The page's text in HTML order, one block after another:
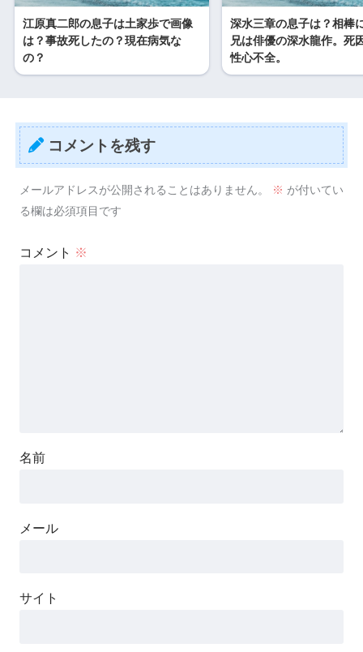
江原真二郎の息子は土家歩で画像
は？事故死したの？現在病気な
の？
深水三章の息子は？相棒
兄は俳優の深水龍作。死
性心不全。
コメントを残す
メールアドレスが公開されることはありません。 ※ が付いてい
る欄は必須項目です
コメント ※
名前
メール
サイト